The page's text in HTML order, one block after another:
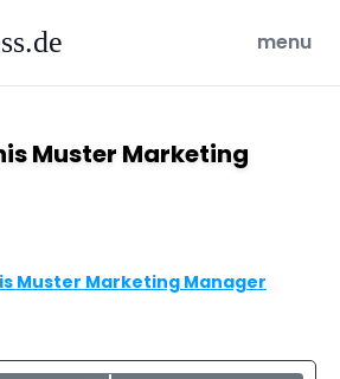
open
menu
Muster Marketing
Muster Marketing Manager